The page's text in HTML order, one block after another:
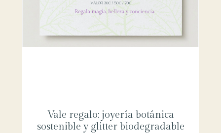
Vale regalo: joyería botánica
sostenible y glitter biodegradable